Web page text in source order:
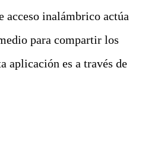
acceso inalámbrico actúa
para compartir los
aplicación es a través de